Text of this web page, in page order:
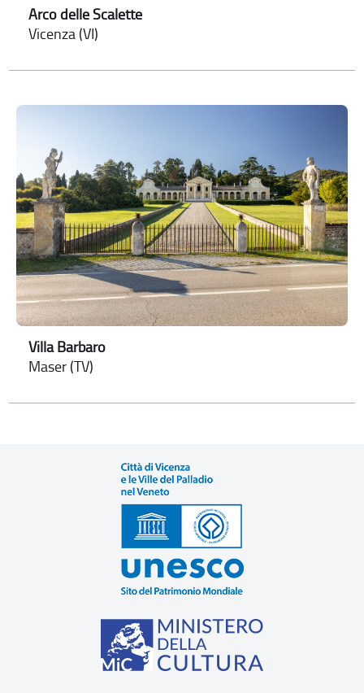
Arco delle Scalette
Vicenza (VI)
Villa Barbaro
Maser (TV)